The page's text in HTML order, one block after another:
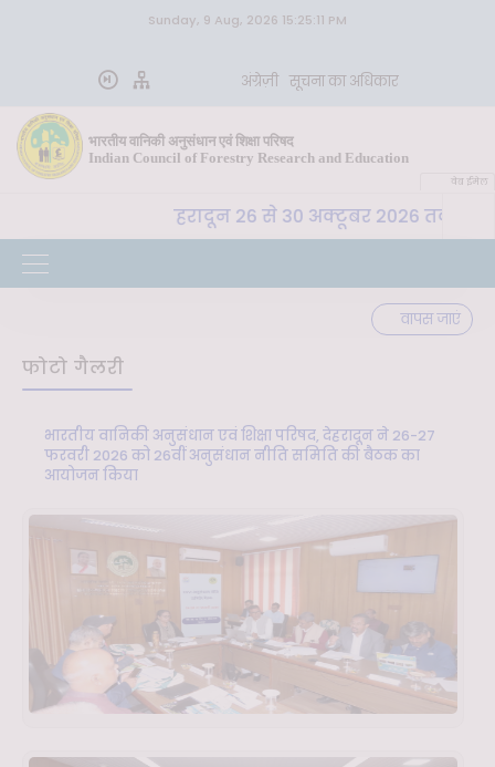
Sunday, 9 Aug, 2026 15:25:11 PM
अंग्रेज़ी सूचना का अधिकार
भारतीय वानिकी अनुसंधान एवं शिक्षा परिषद
Indian Council of Forestry Research and Education
वेब ईमेल
भा. वा. अ. शि. प. , देहरादून 26 से 30 अक्टूबर 2026 तक
वापस जाएं
फोटो गैलरी
भारतीय वानिकी अनुसंधान एवं शिक्षा परिषद, देहरादून ने 26-27
फरवरी 2026 को 26वीं अनुसंधान नीति समिति की बैठक का
आयोजन किया